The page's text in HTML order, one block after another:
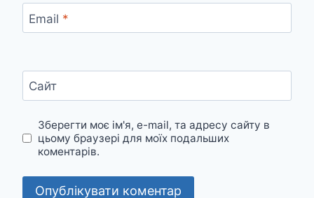
Email *
Сайт
Зберегти моє ім'я, e-mail, та адресу сайту в
цьому браузері для моїх подальших
коментарів.